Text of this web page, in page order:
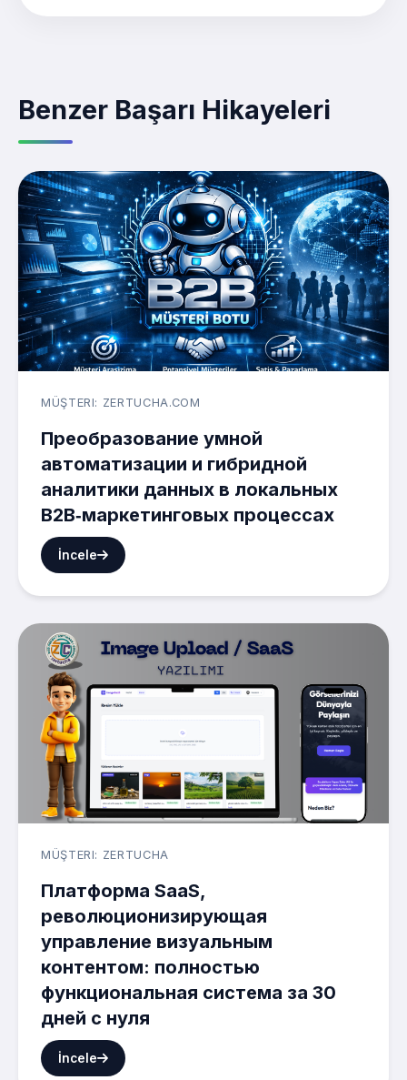
Benzer Başarı Hikayeleri
MÜŞTERI: ZERTUCHA.COM
Преобразование умной
автоматизации и гибридной
аналитики данных в локальных
B2B‑маркетинговых процессах
İncele
MÜŞTERI: ZERTUCHA
Платформа SaaS,
революционизирующая
управление визуальным
контентом: полностью
функциональная система за 30
дней с нуля
İncele